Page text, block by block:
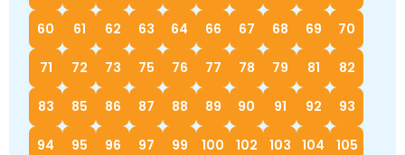
60 61 62 63 64 66 67 68 69 70
71 72 73 75 76 77 78 79 81 82
83 85 86 87 88 89 90 91 92 93
94 95 96 97 99 100 102 103 104 105